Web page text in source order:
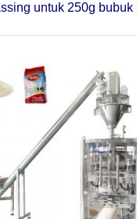
untuk 250g bubuk